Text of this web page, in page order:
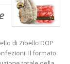
di Zibello DOP
Il formato